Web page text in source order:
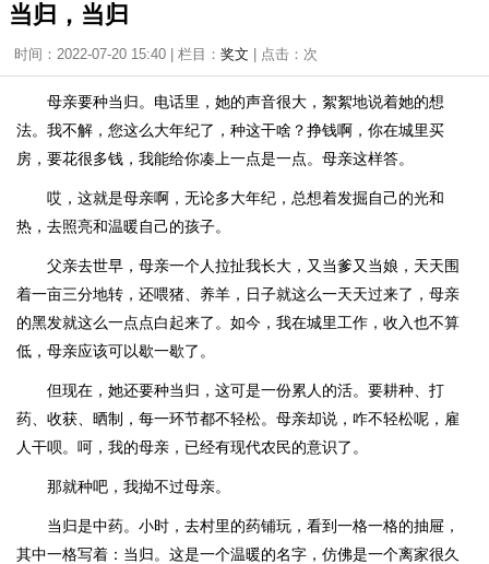
当归，当归
时间：2022-07-20 15:40 | 栏目： 奖文 | 点击： 次
母亲要种当归。电话里，她的声音很大，絮絮地说着她的想
法。我不解，您这么大年纪了，种这干啥？挣钱啊，你在城里买
房，要花很多钱，我能给你凑上一点是一点。母亲这样答。
哎，这就是母亲啊，无论多大年纪，总想着发掘自己的光和
热，去照亮和温暖自己的孩子。
父亲去世早，母亲一个人拉扯我长大，又当爹又当娘，天天围
着一亩三分地转，还喂猪、养羊，日子就这么一天天过来了，母亲
的黑发就这么一点点白起来了。如今，我在城里工作，收入也不算
低，母亲应该可以歇一歇了。
但现在，她还要种当归，这可是一份累人的活。要耕种、打
药、收获、晒制，每一环节都不轻松。母亲却说，咋不轻松呢，雇
人干呗。呵，我的母亲，已经有现代农民的意识了。
那就种吧，我拗不过母亲。
当归是中药。小时，去村里的药铺玩，看到一格一格的抽屉，
其中一格写着：当归。这是一个温暖的名字，仿佛是一个离家很久